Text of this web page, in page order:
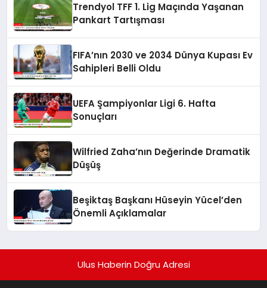
Trendyol TFF 1. Lig Maçında Yaşanan
Pankart Tartışması
FIFA’nın 2030 ve 2034 Dünya Kupası Ev
Sahipleri Belli Oldu
UEFA Şampiyonlar Ligi 6. Hafta
Sonuçları
Wilfried Zaha’nın Değerinde Dramatik
Düşüş
Beşiktaş Başkanı Hüseyin Yücel’den
Önemli Açıklamalar
Ulus Haberin Doğru Adresi